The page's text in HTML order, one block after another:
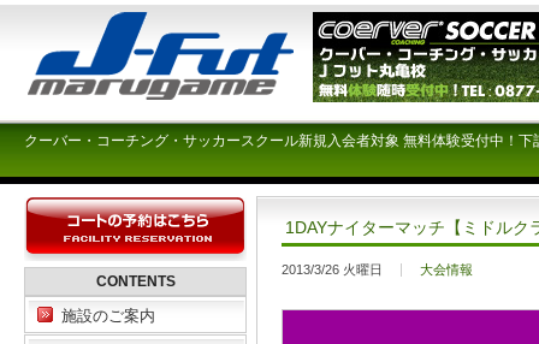
クーバー・コーチング・サッカースクール新規入会者対象 無料体験受付中！
1DAYナイターマッチ【ミドルク
2013/3/26 火曜日 大会情報
CONTENTS
施設のご案内